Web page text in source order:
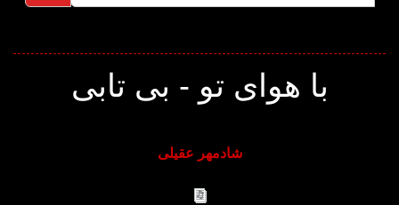
با هوای تو - بی تابی
شادمهر عقیلی